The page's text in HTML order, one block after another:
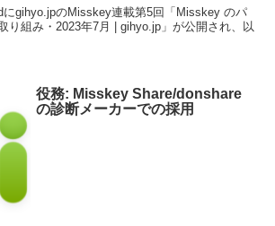
にgihyo.jpのMisskey連載第5回「Misskey のパ
り組み・2023年7月 | gihyo.jp」が公開され、以
役務: Misskey Share/donshare
の診断メーカーでの採用